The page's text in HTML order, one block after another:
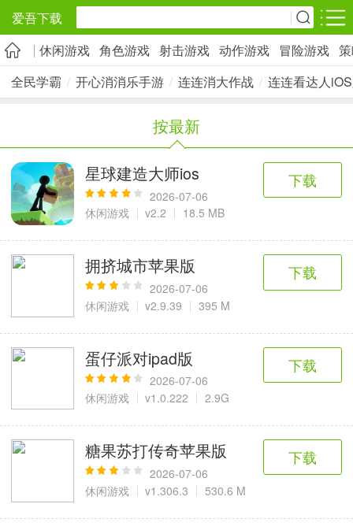
爱吾下载
安卓应用 安卓游戏
旅游出行
社交通讯
2千+款应用
影音播放
实用工具
2万+款应用
金融理财
2百+款应用
网上购物
资讯阅读
1万+款应用
学习办公
3万+款应用
生活服务
2万+款应用
医疗健康
6千+款应用
母婴育儿
2百+款应用
趣味娱乐
3千+款应用
图像拍照
9百+款应用
休闲游戏 角色游戏 射击游戏 动作游戏 冒险游戏
全民学霸 / 开心消消乐手游 / 连连消大作战 / 连连看达人
按最新
星球建造大师ios
2026-07-06
休闲游戏
v2.2 18.5 MB
下载
拥挤城市苹果版
2026-07-06
休闲游戏
v2.9.39 395 M
下载
蛋仔派对ipad版
2026-07-06
休闲游戏
v1.0.222 2.9G
下载
糖果苏打传奇苹果版
2026-07-06
休闲游戏
v1.306.3 530.6 M
下载